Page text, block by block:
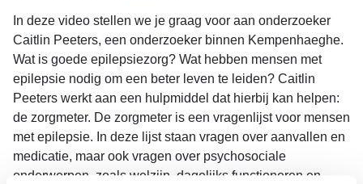
In deze video stellen we je graag voor aan onderzoeker
Caitlin Peeters, een onderzoeker binnen Kempenhaeghe.
Wat is goede epilepsiezorg? Wat hebben mensen met
epilepsie nodig om een beter leven te leiden? Caitlin
Peeters werkt aan een hulpmiddel dat hierbij kan helpen:
de zorgmeter. De zorgmeter is een vragenlijst voor mensen
met epilepsie. In deze lijst staan vragen over aanvallen en
medicatie, maar ook vragen over psychosociale
onderwerpen, zoals welzijn, dagelijks functioneren en